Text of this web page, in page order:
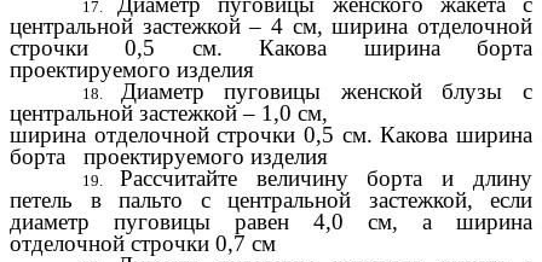
центральной застежкой – 4 см, ширина отделочной
строчки 0,5 см. Какова ширина борта
проектируемого изделия
Диаметр пуговицы женской блузы с
центральной застежкой – 1,0 см,
ширина отделочной строчки 0,5 см. Какова ширина
борта проектируемого изделия
Рассчитайте величину борта и длину
петель в пальто с центральной застежкой, если
диаметр пуговицы равен 4,0 см, а ширина
отделочной строчки 0,7 см